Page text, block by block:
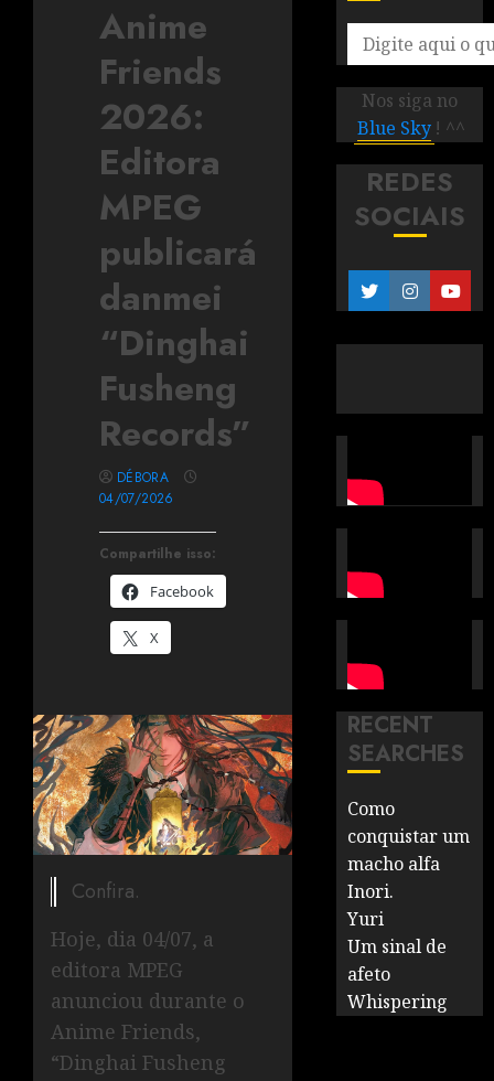
Anime
Friends
2026:
Editora
MPEG
publicará
danmei
“Dinghai
Fusheng
Records”
Compartilhe isso:
Facebook
X
DÉBORA
04/07/2026
Confira.
Hoje, dia 04/07, a
editora MPEG
anunciou durante o
Anime Friends,
“Dinghai Fusheng
Nos siga no
Blue Sky ! ^^
REDES
SOCIAIS
RECENT
SEARCHES
Como
conquistar um
macho alfa
Inori.
Yuri
Um sinal de
afeto
Whispering